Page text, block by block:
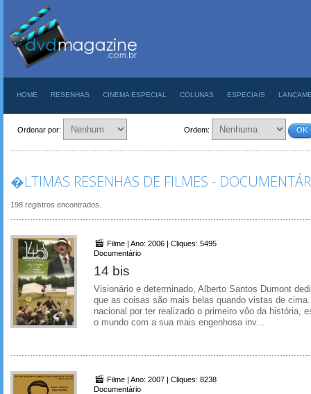
HOME RESENHAS CINEMA ESPECIAL COLUNAS ESPECIAIS
Ordenar por: Ordem: OK
�LTIMAS RESENHAS DE FILMES -
198 registros encontrados.
Filme | Ano: 2006 | Cliques: 5495
Documentário
14 bis
Visionário e determinado, Alberto Santos Dumont
que as coisas são mais belas quando vistas de
nacional por ter realizado o primeiro vôo da história,
o mundo com a sua mais engenhosa inv...
Filme | Ano: 2007 | Cliques: 8238
Documentário